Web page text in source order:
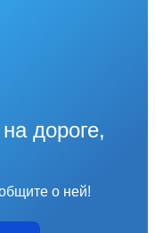
дороге,
о ней!